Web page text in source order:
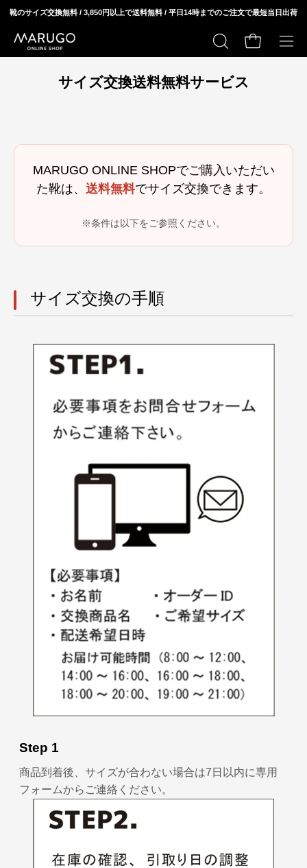
ス
プ
靴のサイズ交換無料 / 3,850円以上で送料無料 / 平日14時までのご注文で最短当日出荷
検
す
カートの中
メ
サイズ交換送料無料サービス
MARUGO ONLINE SHOPでご購入いただい
た靴は、 送料無料でサイズ交換できます。
※条件は以下をご参照ください。
サイズ交換の手順
Step 1
商品到着後、サイズが合わない場合は7日以内に専用
フォームからご連絡ください。